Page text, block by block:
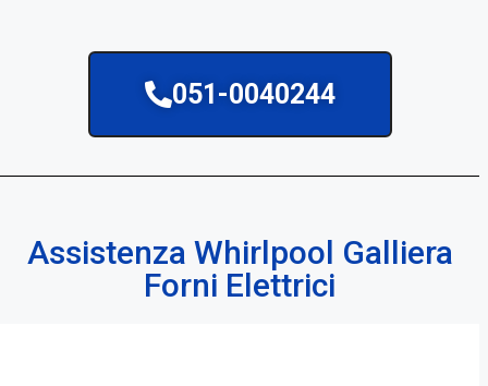
051-0040244
Assistenza Whirlpool Galliera
Forni Elettrici